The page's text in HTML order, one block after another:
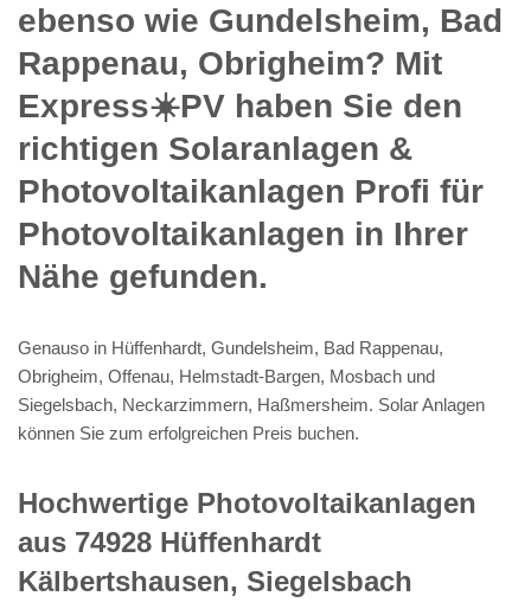
ebenso wie Gundelsheim, Bad
Rappenau, Obrigheim? Mit
Express☀️PV️ haben Sie den
richtigen Solaranlagen &
Photovoltaikanlagen Profi für
Photovoltaikanlagen in Ihrer
Nähe gefunden.
Genauso in Hüffenhardt, Gundelsheim, Bad Rappenau,
Obrigheim, Offenau, Helmstadt-Bargen, Mosbach und
Siegelsbach, Neckarzimmern, Haßmersheim. Solar Anlagen
können Sie zum erfolgreichen Preis buchen.
Hochwertige Photovoltaikanlagen
aus 74928 Hüffenhardt
Kälbertshausen, Siegelsbach